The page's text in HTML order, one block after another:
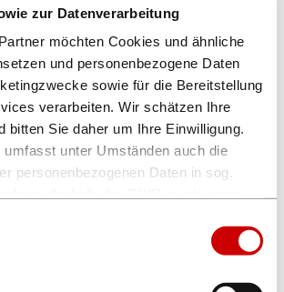
zur Datenverarbeitung
möchten Cookies und ähnliche
und personenbezogene Daten
sowie für die Bereitstellung
verarbeiten. Wir schätzen Ihre
bitten Sie daher um Ihre Einwilligung.
umfasst unter Umständen auch die
personenbezogenen Daten in sog.
gewährleistet ist. Es besteht u.a. das
Behörden auf die verarbeiteten
...
...